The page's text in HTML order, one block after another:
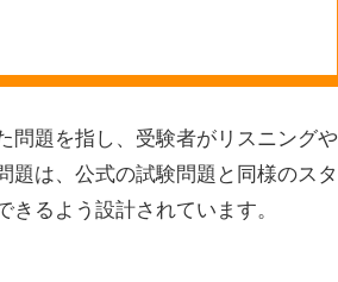
問題を指し、受験者がリスニングや
題は、公式の試験問題と同様のスタ
るよう設計されています。